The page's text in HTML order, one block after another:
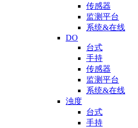
传感器
监测平台
系统&在线
DO
台式
手持
传感器
监测平台
系统&在线
浊度
台式
手持